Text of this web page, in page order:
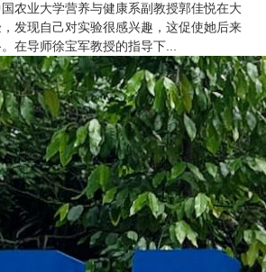
农业大学营养与健康系副教授郭佳悦在大
发现自己对实验很感兴趣，这促使她后来
在导师徐宝军教授的指导下...